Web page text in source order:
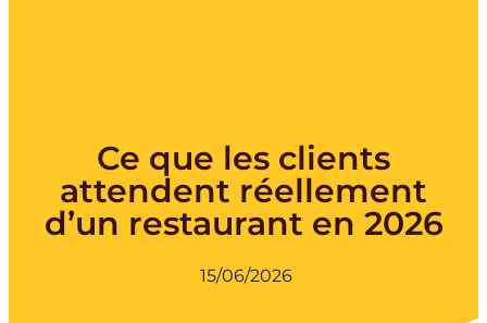
Ce que les clients
attendent réellement
d’un restaurant en 2026
15/06/2026